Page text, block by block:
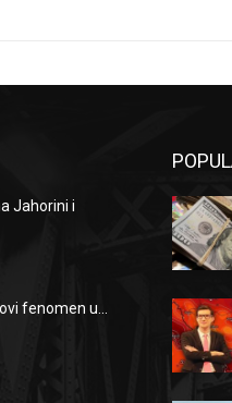
Jahorini i
fenomen u...